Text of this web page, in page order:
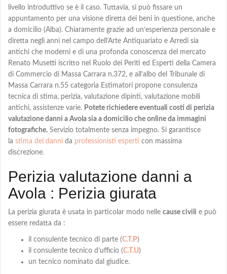
livello introduttivo se è il caso. Tuttavia, si può fissare un
appuntamento per una visione diretta dei beni in questione, anche
a domicilio (Alba). Chiaramente grazie ad un’esperienza personale e
diretta negli anni nel campo dell’Arte Antiquariato e Arredi sia
antichi che moderni e di una profonda conoscenza del mercato
Renato Musetti iscritto nel Ruolo dei Periti ed Esperti della Camera
di Commercio di Massa Carrara n.372, e all’albo del Tribunale di
Massa Carrara n.55 categoria Estimatori propone consulenza
tecnica di stima, perizia, valutazione dipinti, valutazione mobili
antichi, assistenze varie. Potete richiedere eventuali costi di perizia
valutazione danni a Avola sia a domicilio che online da immagini
fotografiche. Servizio totalmente senza impegno. Si garantisce
la stima dei danni da professionisti esperti con massima
discrezione.
Perizia valutazione danni a
Avola : Perizia giurata
La perizia giurata è usata in particolar modo nelle cause civili e può
essere redatta da :
il consulente tecnico di parte (C.T.P)
il consulente tecnico d’ufficio (C.T.U)
un tecnico nominato dal giudice.